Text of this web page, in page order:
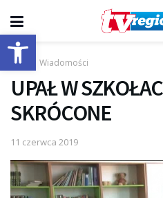
Otwórz pasek narzędzi
Start Wiadomości
UPAŁ W
SKRÓCONE
11 czerwca 2019